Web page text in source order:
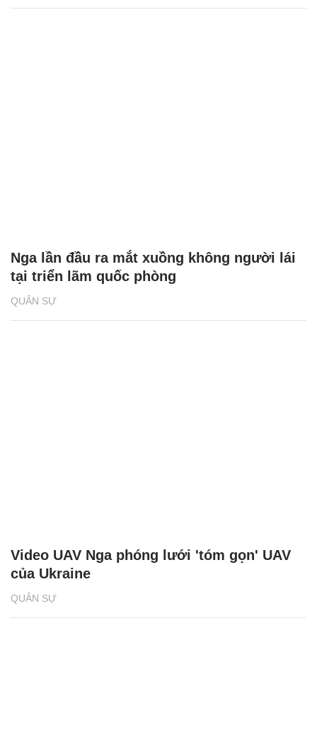
QUÂN SỰ
Nga lần đầu ra mắt xuồng không người lái
tại triển lãm quốc phòng
QUÂN SỰ
Video UAV Nga phóng lưới 'tóm gọn' UAV
của Ukraine